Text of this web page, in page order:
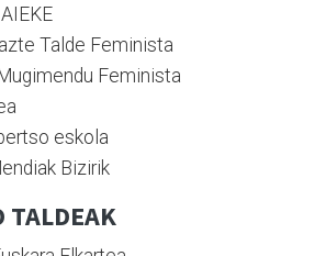
Talde Feminista
Feminista
eskola
Bizirik
TALDEAK